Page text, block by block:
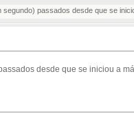
segundo) passados desde que se
desde que se iniciou a